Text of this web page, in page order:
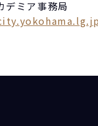
デミア事務局